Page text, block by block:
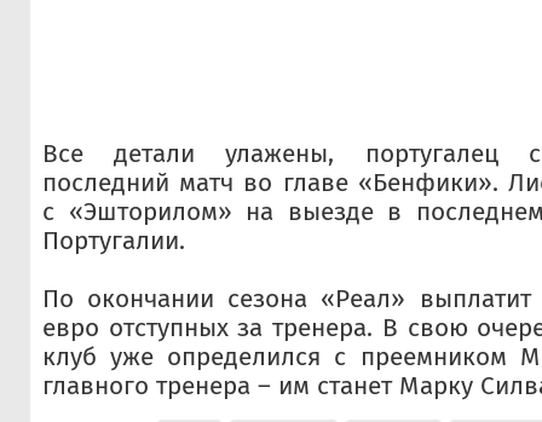
Все детали улажены, португалец
последний матч во главе «Бенфики».
с «Эшторилом» на выезде в
Португалии.
По окончании сезона «Реал»
евро отступных за тренера. В свою
клуб уже определился с преемником
главного тренера – им станет Марку